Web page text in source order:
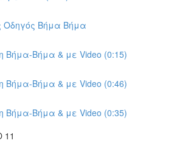
Οδηγός Βήμα Βήμα
Βήμα-Βήμα & με Video (0:15)
Βήμα-Βήμα & με Video (0:46)
Βήμα-Βήμα & με Video (0:35)
11